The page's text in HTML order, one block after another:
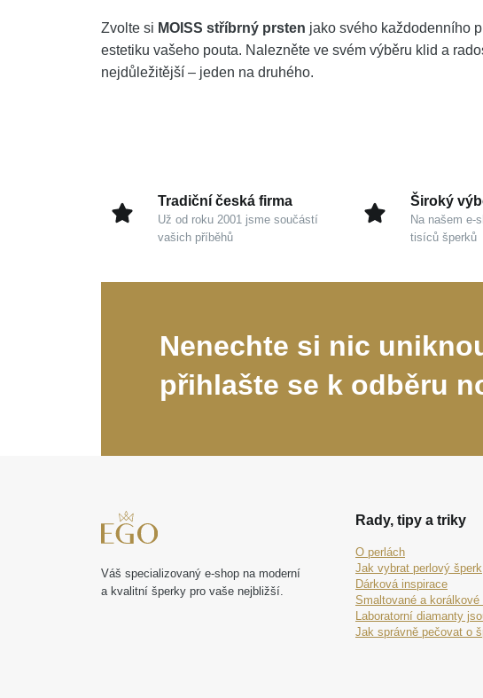
Zvolte si MOISS stříbrný prsten jako svého každodenního
estetiku vašeho pouta. Nalezněte ve svém výběru klid a
nejdůležitější – jeden na druhého.
Tradiční česká firma
Už od roku 2001 jsme součástí
vašich příběhů
Široký
Na našem e-
tisíců šperků
Nenechte si nic
přihlašte se k odběru
Váš specializovaný e-shop na moderní
a kvalitní šperky pro vaše nejbližší.
Rady, tipy a triky
O perlách
Jak vybrat perlový šperk
Dárková inspirace
Smaltované a
Laboratorní diamanty
Jak správně pečovat o